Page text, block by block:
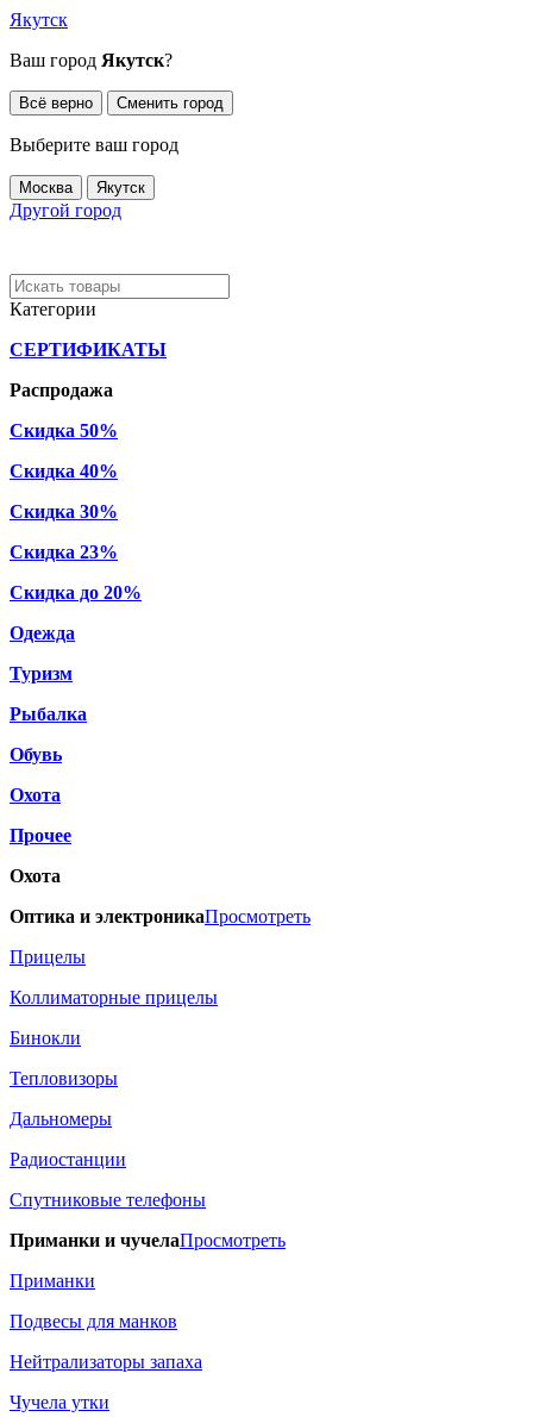
Якутск
Ваш город Якутск?
Всё верно Сменить город
Выберите ваш город
Москва Якутск
Другой город
Категории
СЕРТИФИКАТЫ
Распродажа
Скидка 50%
Скидка 40%
Скидка 30%
Скидка 23%
Скидка до 20%
Одежда
Туризм
Рыбалка
Обувь
Охота
Прочее
Охота
Оптика и электроникаПросмотреть
Прицелы
Коллиматорные прицелы
Бинокли
Тепловизоры
Дальномеры
Радиостанции
Спутниковые телефоны
Приманки и чучелаПросмотреть
Приманки
Подвесы для манков
Нейтрализаторы запаха
Чучела утки